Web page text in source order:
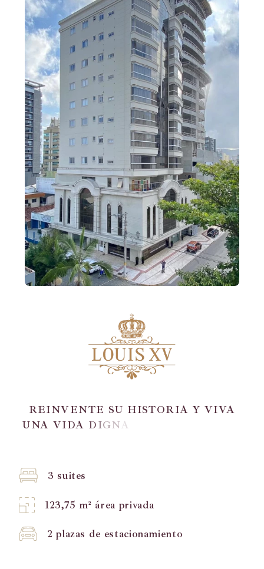
REINVENTE SU HISTORIA Y VIVA
UNA VIDA DIGNA
3 suites
123,75 m² área privada
2 plazas de estacionamiento